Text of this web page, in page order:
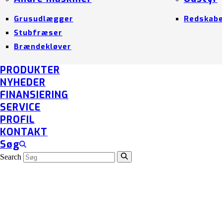
Grusudlægger
Stubfræser
Brændekløver
PRODUKTER
NYHEDER
FINANSIERING
SERVICE
PROFIL
KONTAKT
Søg
Search